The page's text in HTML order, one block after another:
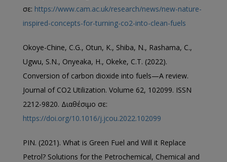
σε: https://www.cam.ac.uk/research/news/new-nature-
inspired-concepts-for-turning-co2-into-clean-fuels
Okoye-Chine, C.G., Otun, K., Shiba, N., Rashama, C.,
Ugwu, S.N., Onyeaka, H., Okeke, C.T. (2022).
Conversion of carbon dioxide into fuels—A review.
Journal of CO2 Utilization. Volume 62, 102099. ISSN
2212-9820. Διαθέσιμο σε:
https://doi.org/10.1016/j.jcou.2022.102099
PIN. (2021). What is Green Fuel and Will it Replace
Petrol? Solutions for the Petrochemical, Chemical and